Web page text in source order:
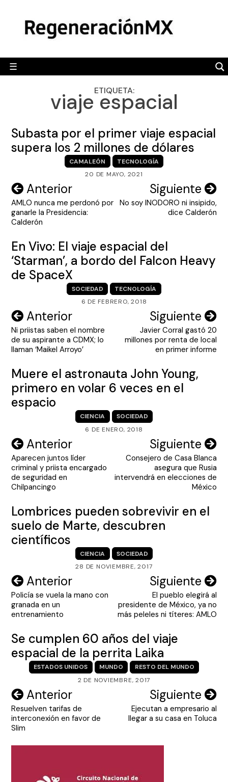
content
☰
POLÍTICA
CAMALEÓN
OPINIÓN
ENGLISH SECTION
VIDEOS
ETIQUETA:
viaje espacial
Subasta por el primer viaje espacial
supera los 2 millones de dólares
CAMALEÓN
TECNOLOGÍA
20 DE MAYO, 2021
Navegación
de
entradas
Anterior
AMLO nunca me perdonó por
ganarle la Presidencia:
Calderón
Siguiente
No soy INODORO ni insipido,
dice Calderón
En Vivo: El viaje espacial del
‘Starman’, a bordo del Falcon Heavy
de SpaceX
SOCIEDAD
TECNOLOGÍA
6 DE FEBRERO, 2018
Navegación
de
entradas
Anterior
Ni priistas saben el nombre
de su aspirante a CDMX; lo
llaman ‘Maikel Arroyo’
Siguiente
Javier Corral gastó 20
millones por renta de local
en primer informe
Muere el astronauta John Young,
primero en volar 6 veces en el
espacio
CIENCIA
SOCIEDAD
6 DE ENERO, 2018
Navegación
de
entradas
Anterior
Aparecen juntos líder
criminal y priista encargado
de seguridad en
Chilpancingo
Siguiente
Consejero de Casa Blanca
asegura que Rusia
intervendrá en elecciones de
México
Lombrices pueden sobrevivir en el
suelo de Marte, descubren
científicos
CIENCIA
SOCIEDAD
28 DE NOVIEMBRE, 2017
Navegación
de
entradas
Anterior
Policía se vuela la mano con
granada en un
entrenamiento
Siguiente
El pueblo elegirá al
presidente de México, ya no
más peleles ni títeres: AMLO
Se cumplen 60 años del viaje
espacial de la perrita Laika
ESTADOS UNIDOS MUNDO
RESTO DEL MUNDO
2 DE NOVIEMBRE, 2017
Navegación
de
entradas
Anterior
Resuelven tarifas de
interconexión en favor de
Slim
Siguiente
Ejecutan a empresario al
llegar a su casa en Toluca